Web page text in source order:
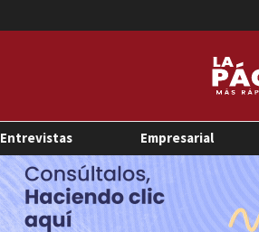
Entrevistas Empresarial